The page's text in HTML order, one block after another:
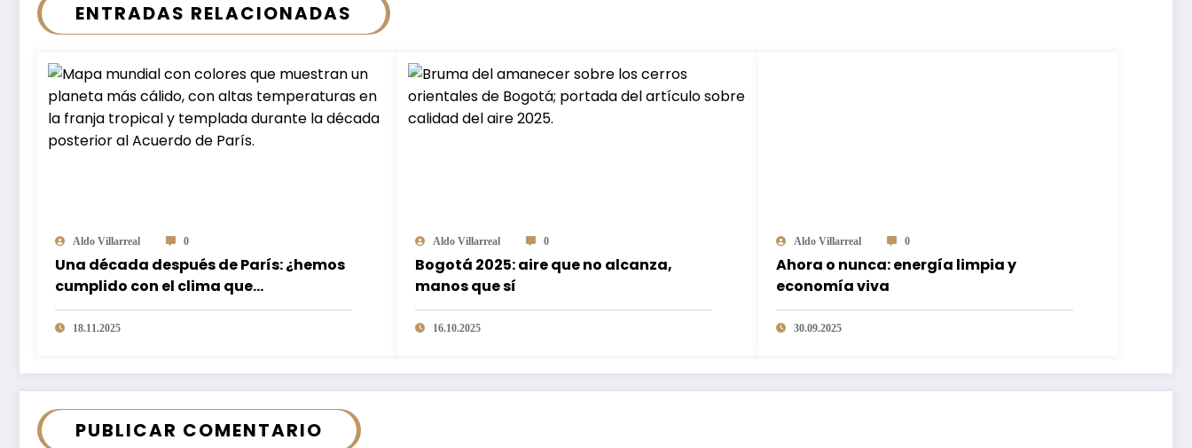
ENTRADAS RELACIONADAS
Aldo Villarreal 0
Una década después de París: ¿hemos
cumplido con el clima que
prometimos?
18.11.2025
Aldo Villarreal 0
Bogotá 2025: aire que no alcanza,
manos que sí
16.10.2025
Aldo Villarreal 0
Ahora o nunca: energía limpia y
economía viva
30.09.2025
PUBLICAR COMENTARIO